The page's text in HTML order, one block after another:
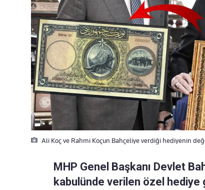
Ali Koç ve Rahmi Koçun Bahçeliye verdiği hediyenin
MHP Genel Başkanı Devlet
kabulünde verilen özel